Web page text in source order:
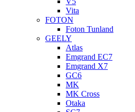
Vita
FOTON
Foton Tunland
GEELY
Atlas
Emgrand EC7
Emgrand X7
GC6
MK
MK Cross
Otaka